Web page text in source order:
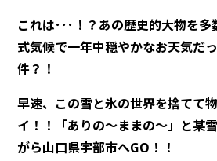
これは･･･！？あの歴史的大物を
式気候で一年中穏やかなお天気だ
件？！
早速、この雪と氷の世界を捨てて
イ！！「ありの～ままの～」と某
がら山口県宇部市へGO！！